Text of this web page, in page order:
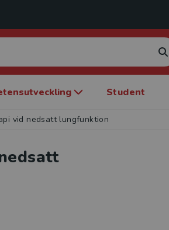
Student
vid nedsatt lungfunktion